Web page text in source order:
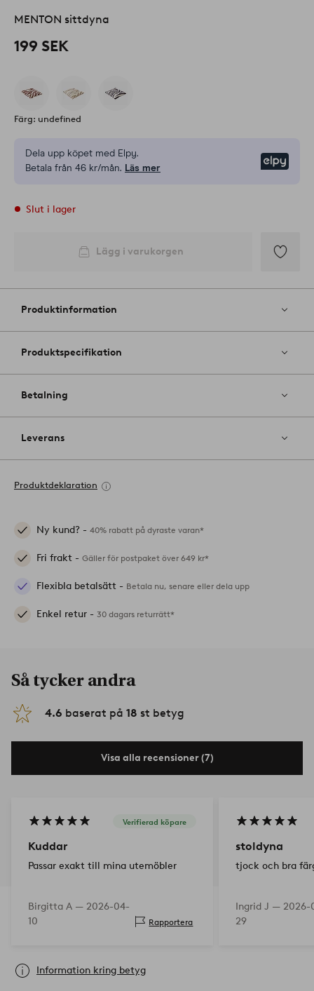
MENTON sittdyna
199 SEK
Färg: undefined
Dela upp köpet med Elpy.
Betala från 46 kr/mån. Läs mer
Slut i lager
Lägg i varukorgen
till
favoriter
Produktinformation
Produktspecifikation
Betalning
Leverans
Produktdeklaration
Ny kund? - 40% rabatt på dyraste varan*
Fri frakt - Gäller för postpaket över 649 kr*
Flexibla betalsätt - Betala nu, senare eller dela upp
Enkel retur - 30 dagars returrätt*
Så tycker andra
4.6 baserat på 18 st betyg
Visa alla recensioner (7)
Verifierad köpare
Kuddar
Passar exakt till mina utemöbler
Birgitta A — 2026-04-
10
Rapportera
stoldyna
tjock och bra
Ingrid J — 2026-
29
Information kring betyg